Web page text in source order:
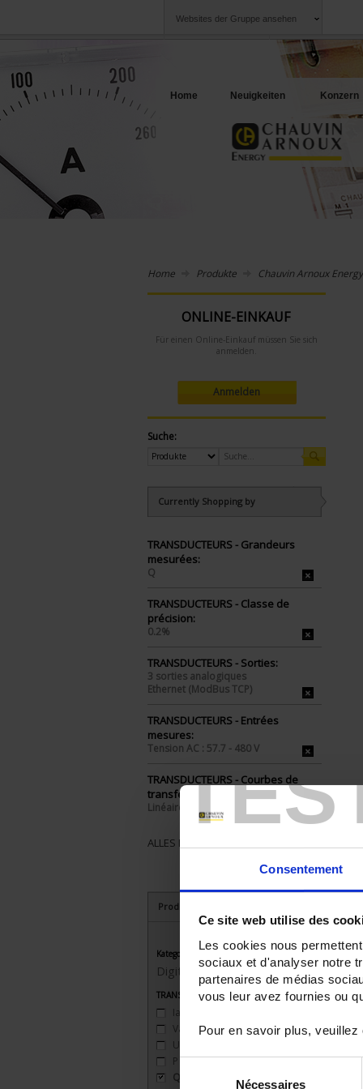
Consentement
Ce site web utilise des
Les cookies nous
sociaux et d'analyser notre
partenaires de médias
vous leur avez fournies ou
Pour en savoir plus, veuillez
Nécessaires
Websites der Gruppe ansehen
Unternehmen
Ein Angebot für
Home Neuigkeiten Konzern
Home Produkte Chauvin Arnoux Energy
ONLINE-EINKAUF
Für einen Online-Einkauf müssen Sie sich
anmelden.
Anmelden
Suche:
Currently Shopping by
TRANSDUCTEURS - Grandeurs
mesurées:
Q
TRANSDUCTEURS - Classe de
précision:
0.2%
TRANSDUCTEURS - Sorties:
3 sorties analogiques
Ethernet (ModBus TCP)
TRANSDUCTEURS - Entrées
mesures:
Tension AC : 57.7 - 480 V
TRANSDUCTEURS - Courbes de
transfert:
Linéaire 2 pentes
ALLES ENTFERNEN
Produkte nach Kriterien aussuchen
Kategorie
Digital transducers
TRANSDUCTEURS - Grandeurs mesurées
Iac
Vac
(9)
Uac
P(9)
Q